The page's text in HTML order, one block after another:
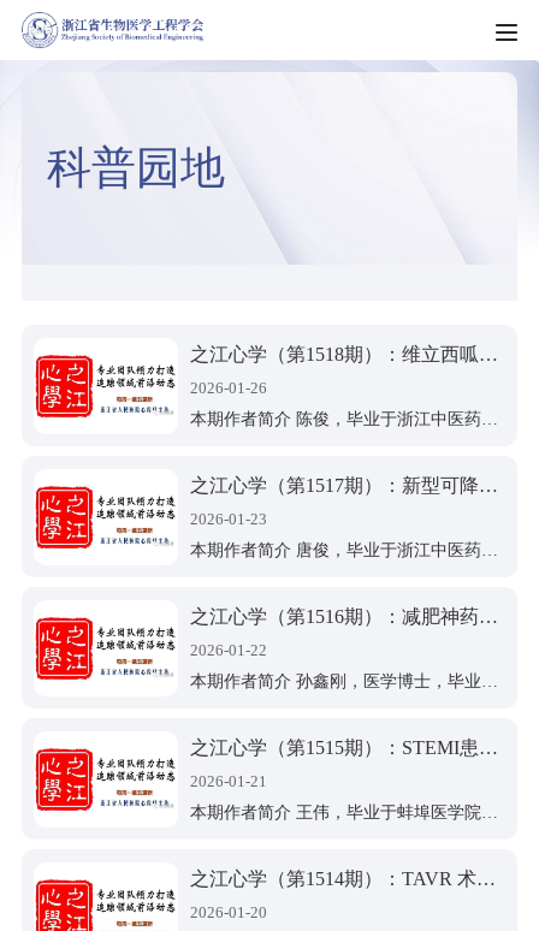
走进学会
理事会名单
专业委员会（分会）
联系方式
通知公告
科教服务
科技成果
入会须知
会员风采
个人会员
法律法规
清廉建设
党员活动
注册
科普园地
之江心学（第1518期）：维立西呱对代偿期射血分数降低型心力衰竭门诊患者总心力衰竭事件的影响
2026-01-26
本期作者简介 陈俊，毕业于浙江中医药大学，医学博士，浙江省人民医院心内科住院医师，从事心血管疾病诊治及相关研究。一作及通讯作者发表SCI论文多篇，参与多项省级课题和国家级课题。
之江心学（第1517期）：新型可降解PFO封堵器值得信赖吗
2026-01-23
本期作者简介 唐俊，毕业于浙江中医药大学，医学硕士，浙江省人民医院心内科住院医师，从事心血管疾病诊治及相关研究。
之江心学（第1516期）：减肥神药再添新功！GLP-1药物显著降低肥胖者房颤消融后复发风险
2026-01-22
本期作者简介 孙鑫刚，医学博士，毕业于浙江大学，浙江省人民医院心内科住院医师，主要从事心血管疾病的临床与基础，以第一作者发表SCI文章5篇。
之江心学（第1515期）：STEMI患者非罪犯血管斑块破裂的长期临床结局
2026-01-21
本期作者简介 王伟，毕业于蚌埠医学院，医学硕士，浙江省人民医院心内科住院医师，从事心血管疾病诊治及相关研究。
之江心学（第1514期）：TAVR 术中脑栓塞保护（CEP）：高容量中心真实世界证据——卒中风险显著降低
2026-01-20